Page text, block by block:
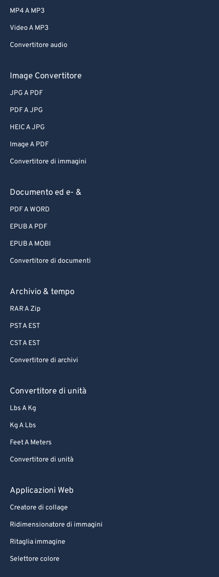
MP4 A MP3
Video A MP3
Convertitore audio
Image Convertitore
JPG A PDF
PDF A JPG
HEIC A JPG
Image A PDF
Convertitore di immagini
Documento ed e- &
PDF A WORD
EPUB A PDF
EPUB A MOBI
Convertitore di documenti
Archivio & tempo
RAR A Zip
PST A EST
CST A EST
Convertitore di archivi
Convertitore di unità
Lbs A Kg
Kg A Lbs
Feet A Meters
Convertitore di unità
Applicazioni Web
Creatore di collage
Ridimensionatore di immagini
Ritaglia immagine
Selettore colore